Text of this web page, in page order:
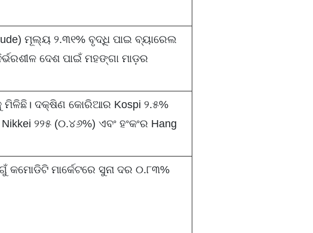
ମୂଲ୍ୟ ୨.୩୧% ବୃଦ୍ଧି ପାଇ ବ୍ୟାରେଲ
ଦେଶ ପାଇଁ ମହଙ୍ଗା ମାଡ଼ର
ଦକ୍ଷିଣ କୋରିଆର Kospi ୨.୫%
୨୨୫ (୦.୪୬%) ଏବଂ ହଂକଂର Hang
ମାର୍କେଟରେ ସୁନା ଦର ୦.୮୩%